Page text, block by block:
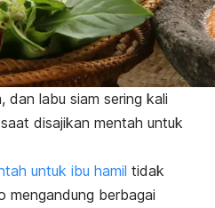
dan labu siam sering kali
disajikan mentah untuk
untuk ibu hamil tidak
mengandung berbagai